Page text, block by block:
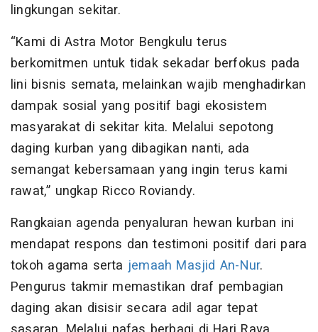
lingkungan sekitar.
“Kami di Astra Motor Bengkulu terus
berkomitmen untuk tidak sekadar berfokus pada
lini bisnis semata, melainkan wajib menghadirkan
dampak sosial yang positif bagi ekosistem
masyarakat di sekitar kita. Melalui sepotong
daging kurban yang dibagikan nanti, ada
semangat kebersamaan yang ingin terus kami
rawat,” ungkap Ricco Roviandy.
Rangkaian agenda penyaluran hewan kurban ini
mendapat respons dan testimoni positif dari para
tokoh agama serta jemaah Masjid An-Nur.
Pengurus takmir memastikan draf pembagian
daging akan disisir secara adil agar tepat